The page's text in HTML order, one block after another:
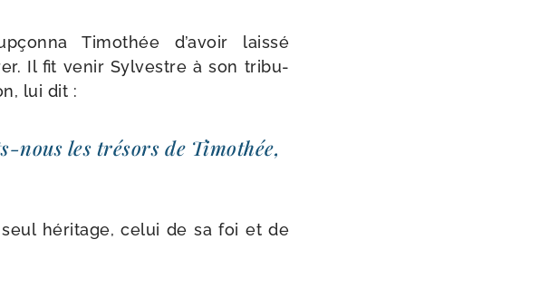
Timothée d’avoir lais­sé
Il fit venir Sylvestre à son tri­bu­
lui dit :
​nous les tré­sors de Timothée,
seul héri­tage, celui de sa foi et de